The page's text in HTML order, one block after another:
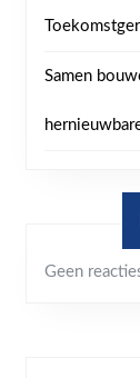
Samen
Geen